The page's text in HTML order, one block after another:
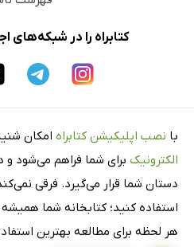
کتابراه را در شبکه‌های
با نصب اپلیکیشن کتابراه امکان
الکترونیک برای شما فراهم می‌شود و
دستان شما قرار می‌گیرد. فرقی
استفاده کنید؛ کتابخانه شما
هر لحظه برای مطالعه بهترین